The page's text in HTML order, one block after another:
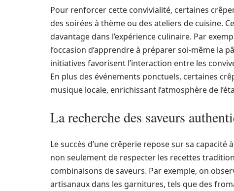
Pour renforcer cette convivialité, certaines
des soirées à thème ou des ateliers de cuisine.
davantage dans l’expérience culinaire. Par
l’occasion d’apprendre à préparer soi-même la
initiatives favorisent l’interaction entre les
En plus des événements ponctuels, certaines
musique locale, enrichissant l’atmosphère de
La recherche des saveurs
Le succès d’une crêperie repose sur sa capacité
non seulement de respecter les recettes
combinaisons de saveurs. Par exemple, on
artisanaux dans les garnitures, tels que des